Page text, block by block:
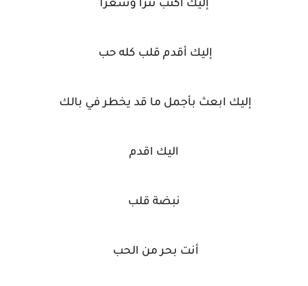
إليك اكتب نثراً وشعراً
إليك أقدم قلب كله حب
إليك ابعث بأجمل ما قد يخطر في بالك
اليك اقدم
نبضة قلب
أنت بحر من الحب